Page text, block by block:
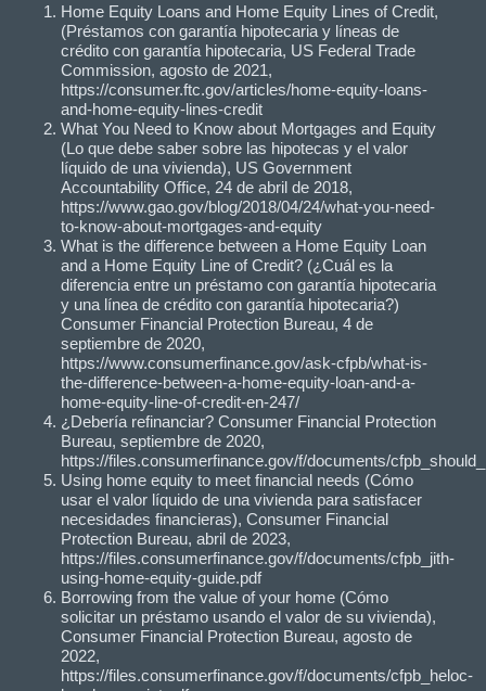
Home Equity Loans and Home Equity Lines of Credit,
(Préstamos con garantía hipotecaria y líneas de
crédito con garantía hipotecaria, US Federal Trade
Commission, agosto de 2021,
https://consumer.ftc.gov/articles/home-equity-loans-
and-home-equity-lines-credit
What You Need to Know about Mortgages and Equity
(Lo que debe saber sobre las hipotecas y el valor
líquido de una vivienda), US Government
Accountability Office, 24 de abril de 2018,
https://www.gao.gov/blog/2018/04/24/what-you-need-
to-know-about-mortgages-and-equity
What is the difference between a Home Equity Loan
and a Home Equity Line of Credit? (¿Cuál es la
diferencia entre un préstamo con garantía hipotecaria
y una línea de crédito con garantía hipotecaria?)
Consumer Financial Protection Bureau, 4 de
septiembre de 2020,
https://www.consumerfinance.gov/ask-cfpb/what-is-
the-difference-between-a-home-equity-loan-and-a-
home-equity-line-of-credit-en-247/
¿Debería refinanciar? Consumer Financial Protection
Bureau, septiembre de 2020,
https://files.consumerfinance.gov/f/documents/
Using home equity to meet financial needs (Cómo
usar el valor líquido de una vivienda para satisfacer
necesidades financieras), Consumer Financial
Protection Bureau, abril de 2023,
https://files.consumerfinance.gov/f/documents/cfpb_jith-
using-home-equity-guide.pdf
Borrowing from the value of your home (Cómo
solicitar un préstamo usando el valor de su vivienda),
Consumer Financial Protection Bureau, agosto de
2022,
https://files.consumerfinance.gov/f/documents/cfpb_heloc-